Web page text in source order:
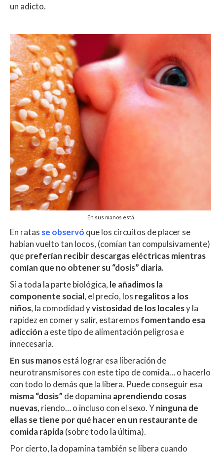
un adicto.
En sus manos está
En ratas se observó que los circuitos de placer se
habían vuelto tan locos, (comían tan compulsivamente)
quepreferían recibir descargas eléctricas mientras
comían que no obtener su “dosis” diaria.
Si a toda la parte biológica, le añadimos la
componente social, el precio, los regalitos a los
niños, la comodidad yvistosidad de los localesy la
rapidez en comer y salir, estaremos fomentando esa
adicción a este tipo de alimentación peligrosa e
innecesaria.
En sus manosestá lograr esa liberación de
neurotransmisores con este tipo de comida… o hacerlo
con todo lo demás que la libera. Puede conseguir esa
misma “dosis” de dopamina aprendiendo cosas
nuevas, riendo… o incluso con el sexo. Yninguna de
ellas se tiene por qué hacer en un restaurante de
comida rápida(sobre todo la última).
Por cierto, la dopamina también se libera cuando